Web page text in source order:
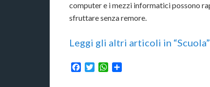
computer e i mezzi informatici possono
sfruttare senza remore.
Leggi gli altri articoli in “Scuola”
Facebook
TwitterWhatsApp